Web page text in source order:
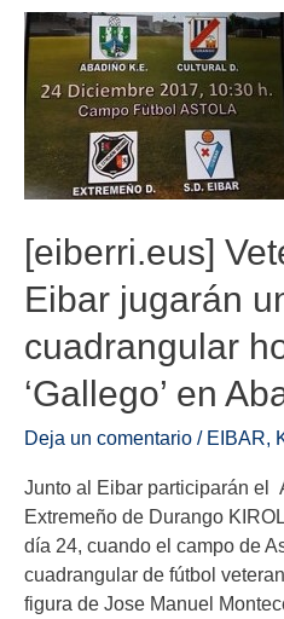
[eiberri.eus]
Eibar jugarán
cuadrangular
‘Gallego’ en
Deja un comentario / EIBAR,
Junto al Eibar participarán el
Extremeño de Durango
día 24, cuando el campo de
cuadrangular de fútbol
figura de Jose Manuel